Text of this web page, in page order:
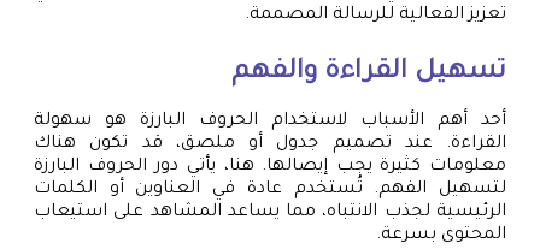
تعزيز الفعالية للرسالة المصممة.
تسهيل القراءة والفهم
أحد أهم الأسباب لاستخدام الحروف البارزة هو سهولة
القراءة. عند تصميم جدول أو ملصق، قد تكون هناك
معلومات كثيرة يجب إيصالها. هنا، يأتي دور الحروف البارزة
لتسهيل الفهم. تُستخدم عادة في العناوين أو الكلمات
الرئيسية لجذب الانتباه، مما يساعد المشاهد على استيعاب
المحتوى بسرعة.